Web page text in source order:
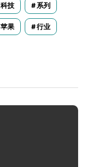
科技 系列
苹果 行业